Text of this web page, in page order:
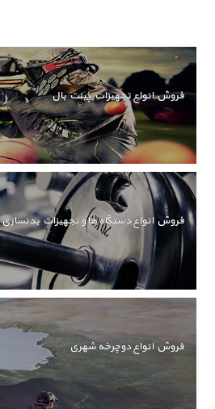
فروش انواع تجهیزات پینت بال
فروش انواع دستگاه ها و تجهیزات بدنسازی
فروش انواع دوچرخه شهری